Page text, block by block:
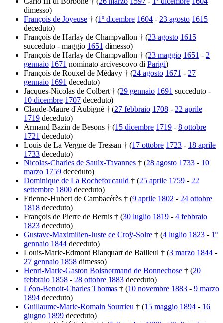
dimesso)
François de Joyeuse † (1º dicembre 1604 - 23 agosto 1615
deceduto)
François de Harlay de Champvallon † (23 agosto 1615
succeduto - maggio 1651 dimesso)
François de Harlay de Champvallon † (23 maggio 1651 - 2
gennaio 1671 nominato arcivescovo di Parigi)
François de Rouxel de Médavy † (24 agosto 1671 - 27
gennaio 1691 deceduto)
Jacques-Nicolas de Colbert † (29 gennaio 1691 succeduto -
10 dicembre 1707 deceduto)
Claude-Maure d'Aubigné † (27 febbraio 1708 - 22 aprile
1719 deceduto)
Armand Bazin de Besons † (15 dicembre 1719 - 8 ottobre
1721 deceduto)
Louis de La Vergne de Tressan † (17 ottobre 1723 - 18 aprile
1733 deceduto)
Nicolas-Charles de Saulx-Tavannes † (28 agosto 1733 - 10
marzo 1759 deceduto)
Dominique de La Rochefoucauld † (25 aprile 1759 - 22
settembre 1800 deceduto)
Etienne-Hubert de Cambacérès † (9 aprile 1802 - 24 ottobre
1818 deceduto)
François de Pierre de Bernis † (30 luglio 1819 - 4 febbraio
1823 deceduto)
Gustave-Maximilien-Juste de Croÿ-Solre † (4 luglio 1823 - 1º
gennaio 1844 deceduto)
Louis-Marie-Edmont Blanquart de Bailleul † (3 marzo 1844 -
27 gennaio 1858 dimesso)
Henri-Marie-Gaston Boisnormand de Bonnechose † (20
febbraio 1858 - 28 ottobre 1883 deceduto)
Léon-Benoit-Charles Thomas † (10 novembre 1883 - 9 marzo
1894 deceduto)
Guillaume-Marie-Romain Sourrieu † (15 maggio 1894 - 16
giugno 1899 deceduto)